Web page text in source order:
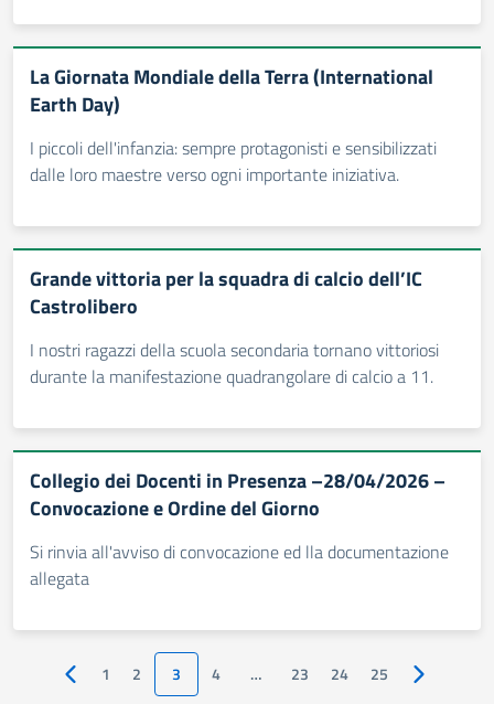
La Giornata Mondiale della Terra (International
Earth Day)
I piccoli dell'infanzia: sempre protagonisti e sensibilizzati
dalle loro maestre verso ogni importante iniziativa.
Grande vittoria per la squadra di calcio dell’IC
Castrolibero
I nostri ragazzi della scuola secondaria tornano vittoriosi
durante la manifestazione quadrangolare di calcio a 11.
Collegio dei Docenti in Presenza –28/04/2026 –
Convocazione e Ordine del Giorno
Si rinvia all'avviso di convocazione ed lla documentazione
allegata
Pagina precedente
1 2 3 4 … 23 24 25 Pagina